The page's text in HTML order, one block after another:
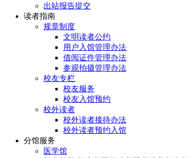
出站报告提交
读者指南
规章制度
文明读者公约
用户入馆管理办法
借阅证件管理办法
参观拍摄管理办法
校友专栏
校友服务
校友入馆预约
校外读者
校外读者接待办法
校外读者预约入馆
分馆服务
医学馆